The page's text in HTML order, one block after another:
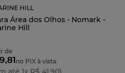
HILL
Área dos Olhos - Nomark -
Hill
de
no PIX à vista